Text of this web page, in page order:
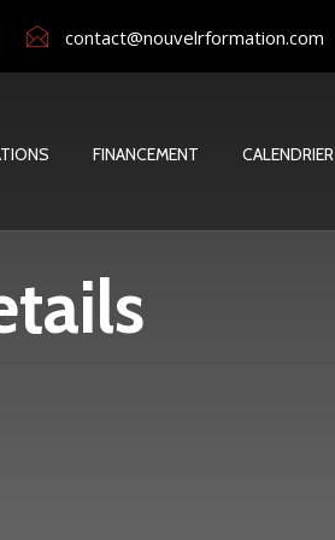
contact@nouvelrformation.com
FINANCEMENT CALENDRIER